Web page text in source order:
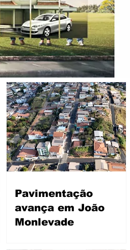
Pavimentação
avança em João
Monlevade